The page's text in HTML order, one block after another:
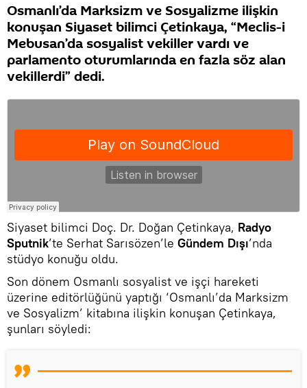
Osmanlı’da Marksizm ve Sosyalizme ilişkin
konuşan Siyaset bilimci Çetinkaya, “Meclis-i
Mebusan’da sosyalist vekiller vardı ve
parlamento oturumlarında en fazla söz alan
vekillerdi” dedi.
Siyaset bilimci Doç. Dr. Doğan Çetinkaya, Radyo
Sputnik’te Serhat Sarısözen’le Gündem Dışı’nda
stüdyo konuğu oldu.
Son dönem Osmanlı sosyalist ve işçi hareketi
üzerine editörlüğünü yaptığı ‘Osmanlı’da Marksizm
ve Sosyalizm’ kitabına ilişkin konuşan Çetinkaya,
şunları söyledi: